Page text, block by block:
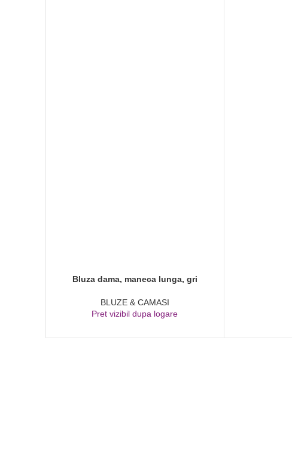
ADAUGĂ ÎN COȘ
Bluza dama, maneca lunga, gri
BLUZE & CAMASI
Pret vizibil dupa logare